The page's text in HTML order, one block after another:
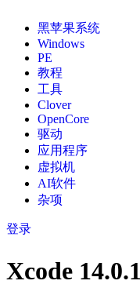
黑苹果系统
Windows
PE
教程
工具
Clover
OpenCore
驱动
应用程序
虚拟机
AI软件
杂项
登录
Xcode